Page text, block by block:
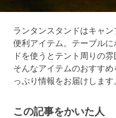
ランタンスタンドはキャ
便利アイテム。テーブル
ドを使うとテント周りの
そんなアイテムのおすす
っぷり情報をお届けします
この記事をかいた人